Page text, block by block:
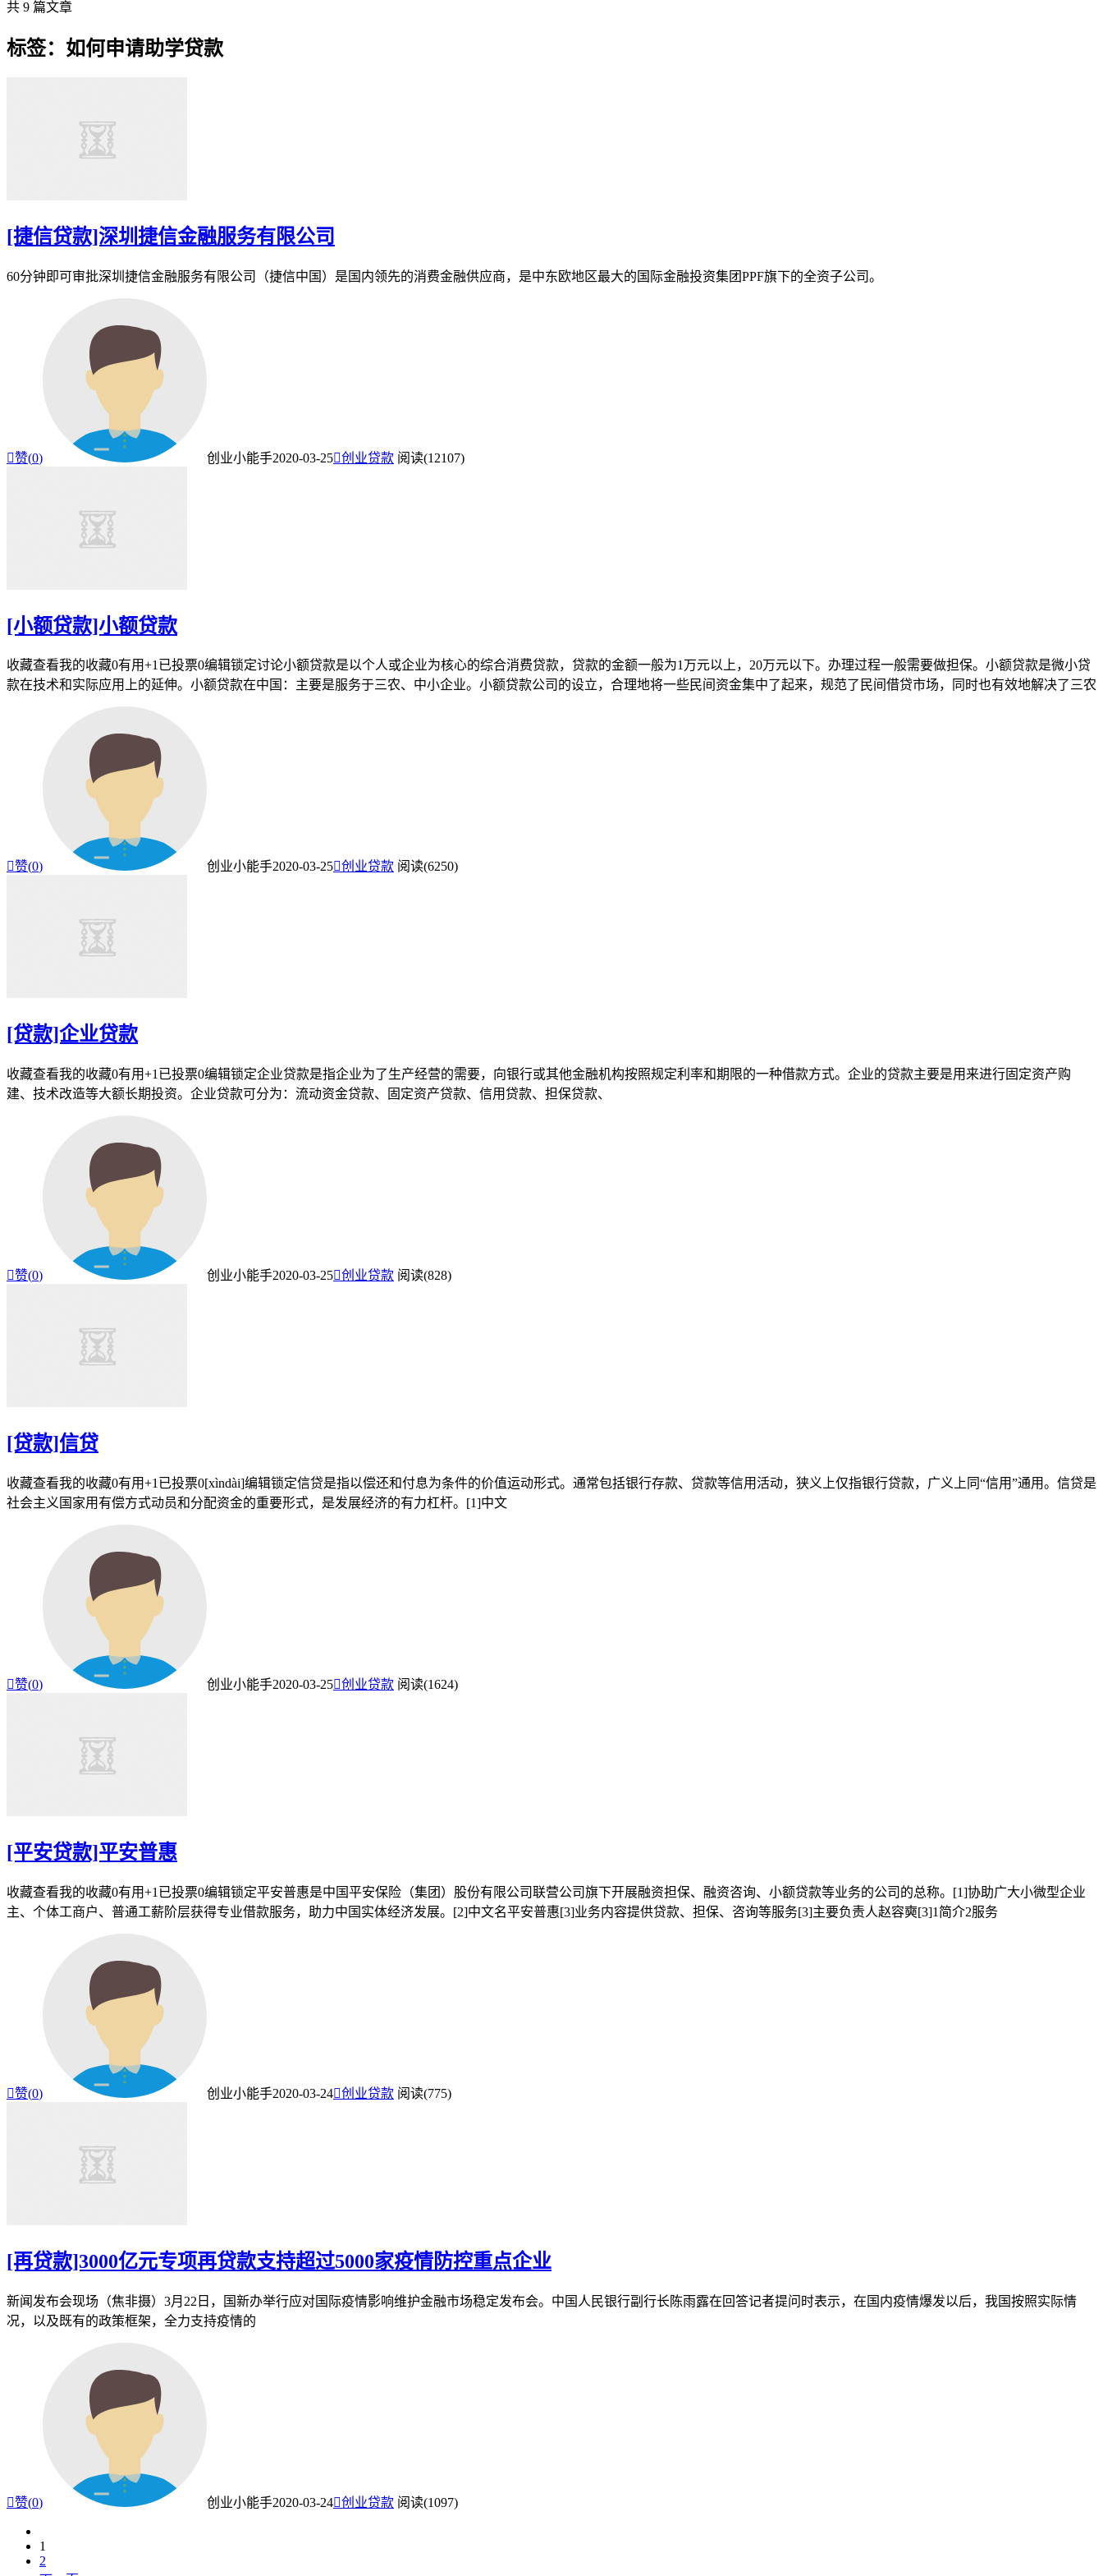
共 9 篇文章
标签：如何申请助学贷款
[捷信贷款]深圳捷信金融服务有限公司
60分钟即可审批深圳捷信金融服务有限公司（捷信中国）是国内领先的消费金融供应商，是中东欧地区最大的国际金融投资集团PPF旗下的全资子公司。
赞(0) 创业小能手2020-03-25创业贷款 阅读(12107)
[小额贷款]小额贷款
收藏查看我的收藏0有用+1已投票0编辑锁定讨论小额贷款是以个人或企业为核心的综合消费贷款，贷款的金额一般为1万元以上，20万元以下。办理过程一般需要做担保。小额贷款是微小贷
款在技术和实际应用上的延伸。小额贷款在中国：主要是服务于三农、中小企业。小额贷款公司的设立，合理地将一些民间资金集中了起来，规范了民间借贷市场，同时也有效地解决了三农
赞(0) 创业小能手2020-03-25创业贷款 阅读(6250)
[贷款]企业贷款
收藏查看我的收藏0有用+1已投票0编辑锁定企业贷款是指企业为了生产经营的需要，向银行或其他金融机构按照规定利率和期限的一种借款方式。企业的贷款主要是用来进行固定资产购
建、技术改造等大额长期投资。企业贷款可分为：流动资金贷款、固定资产贷款、信用贷款、担保贷款、
赞(0) 创业小能手2020-03-25创业贷款 阅读(828)
[贷款]信贷
收藏查看我的收藏0有用+1已投票0[xìndài]编辑锁定信贷是指以偿还和付息为条件的价值运动形式。通常包括银行存款、贷款等信用活动，狭义上仅指银行贷款，广义上同“信用”通用。信贷是
社会主义国家用有偿方式动员和分配资金的重要形式，是发展经济的有力杠杆。[1]中文
赞(0) 创业小能手2020-03-25创业贷款 阅读(1624)
[平安贷款]平安普惠
收藏查看我的收藏0有用+1已投票0编辑锁定平安普惠是中国平安保险（集团）股份有限公司联营公司旗下开展融资担保、融资咨询、小额贷款等业务的公司的总称。[1]协助广大小微型企业
主、个体工商户、普通工薪阶层获得专业借款服务，助力中国实体经济发展。[2]中文名平安普惠[3]业务内容提供贷款、担保、咨询等服务[3]主要负责人赵容奭[3]1简介2服务
赞(0) 创业小能手2020-03-24创业贷款 阅读(775)
[再贷款]3000亿元专项再贷款支持超过5000家疫情防控重点企业
新闻发布会现场（焦非摄）3月22日，国新办举行应对国际疫情影响维护金融市场稳定发布会。中国人民银行副行长陈雨露在回答记者提问时表示，在国内疫情爆发以后，我国按照实际情
况，以及既有的政策框架，全力支持疫情的
赞(0) 创业小能手2020-03-24创业贷款 阅读(1097)
1
2